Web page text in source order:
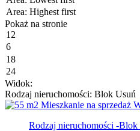
Pokaż na stronie
Widok:
Rodzaj nieruchomości: Blok Usuń
Rodzaj nieruchomości -Blok